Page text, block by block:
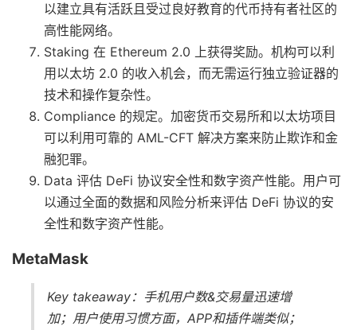
以建立具有活跃且受过良好教育的代币持有者社区的
高性能网络。
Staking 在 Ethereum 2.0 上获得奖励。机构可以利
用以太坊 2.0 的收入机会，而无需运行独立验证器的
技术和操作复杂性。
Compliance 的规定。加密货币交易所和以太坊项目
可以利用可靠的 AML-CFT 解决方案来防止欺诈和金
融犯罪。
Data 评估 DeFi 协议安全性和数字资产性能。用户可
以通过全面的数据和风险分析来评估 DeFi 协议的安
全性和数字资产性能。
MetaMask
Key takeaway：手机用户数&交易量迅速增
加；用户使用习惯方面，APP和插件端类似；